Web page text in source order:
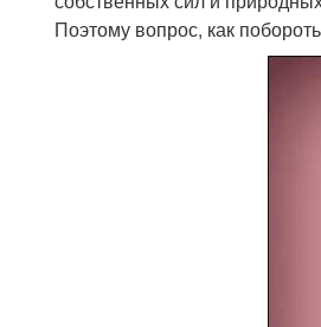
Поэтому вопрос, как